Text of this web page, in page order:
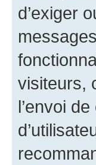
d’exiger
visiteurs,
l’envoi